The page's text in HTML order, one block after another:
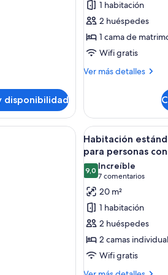
disponibilidad
Habitación
Premium,
1
cama
de
1 habitación
2 huéspedes
1 cama de
Wifi gratis
Ver más detalles
Más
Premium,
cama
de
matrimonio
grande
de hotel con cama, escritorio, silla,
Abrir
todas
las
fotos
de
Habitación
estándar,
2
camas
individuales,
5
Habitación
para personas
9,09,0 de 10
Increíble
7 comentarios
(7 comentarios)
20 m²
1 habitación
2 huéspedes
2 camas
Wifi gratis